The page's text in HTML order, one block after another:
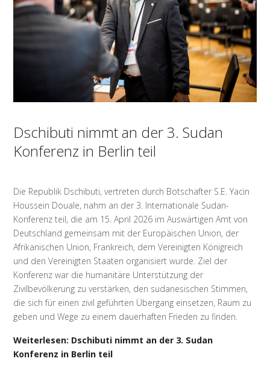
Dschibuti nimmt an der 3. Sudan
Konferenz in Berlin teil
Die Republik Dschibuti, vertreten durch Botschafter S.E. Yacin
Houssein Douale, nahm an der 3. Internationale Sudan-
Konferenz teil, die am 15. April 2026 im Auswärtigen Amt von
Deutschland gemeinsam mit der Europäischen Union, der
Afrikanischen Union, Frankreich, dem Vereinigten Königreich
und den Vereinigten Staaten organisiert wurde. Ziel der
Konferenz war die humanitäre Unterstützung der
Zivilbevölkerung zu verstärken, den sudanesischen Stimmen,
die sich für einen zivil geführten Übergang einsetzen, Raum zu
geben und Wege zu einem dauerhaften Frieden zu finden.
Weiterlesen: Dschibuti nimmt an der 3. Sudan
Konferenz in Berlin teil